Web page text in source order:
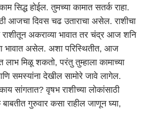
सिद्ध होईल. तुमच्या कामात सतर्क राहा.
आजचा दिवस चढ उताराचा असेल. राशीचा
अकराव्या भावात तर चंद्र आज शनि
भावात असेल. अशा परिस्थितीत, आज
लाभ मिळू शकतो, परंतु तुम्हाला कामाच्या
समस्यांना देखील सामोरे जावे लागेल.
सांगतात? वृषभ राशीच्या लोकांसाठी
गुरुवार कसा राहील जाणून घ्या,